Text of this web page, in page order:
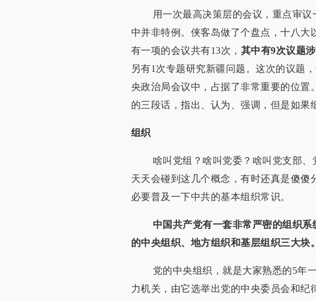
用一次最高决策层的会议，重点审议
中并非特例。侠客岛做了个盘点，十八大
有一项的会议共有13次， 其中有9次议题
另有1次专题研究新疆问题。这次的议题
央政治局会议中，占据了非常重要的位
的三段话，指出、认为、强调，但是如果
组织
啥叫党组？啥叫党委？啥叫党支部、
天天会碰到这几个概念，有时还真是傻
必要普及一下中共的基本组织常识。
中国共产党有一套非常严密的组织
的中央组织、地方组织和基层组织三大块。
党的中央组织，就是大家熟悉的5年一
力机关，由它选举出党的中央委员会和